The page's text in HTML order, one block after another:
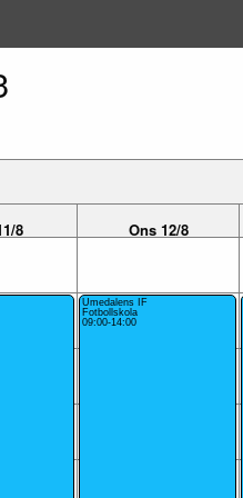
8 Ons 12/8
Umedalens IF
Fotbollskola
09:00-14:00